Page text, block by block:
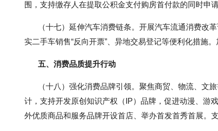
围，支持缴存人在提取公积金支付购房首付款的同时申
（十七）延伸汽车消费链条。开展汽车流通消费改革
实二手车销售“反向开票”、异地交易登记等便利化措施
五、消费品质提升行动
（十八）强化消费品牌引领。聚焦商贸、物流、文旅
计，支持开发原创知识产权（IP）品牌，促进动漫、游
外优质商品和服务品牌开设首店、举办首发首秀首展。